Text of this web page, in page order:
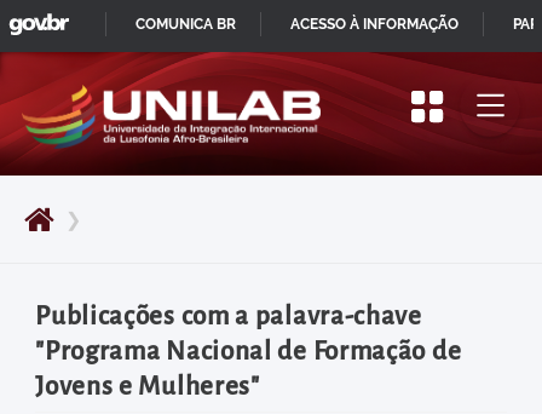
Pular
para
início
do
principal
Acessar
diretamente
o
❯
Publicações com a palavra-chave
"Programa Nacional de Formação de
Jovens e Mulheres"
IR
PARA
CONTEÚDO
GOVBR
COMUNICA BR ACESSO À INFORMAÇÃO